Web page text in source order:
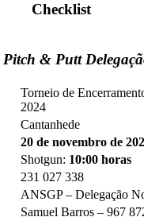
Checklist
Pitch & Putt
Torneio de
2024
Cantanhede
20 de novembro de
Shotgun: 10:00 horas
231 027 338
ANSGP – Delegação
Samuel Barros – 967